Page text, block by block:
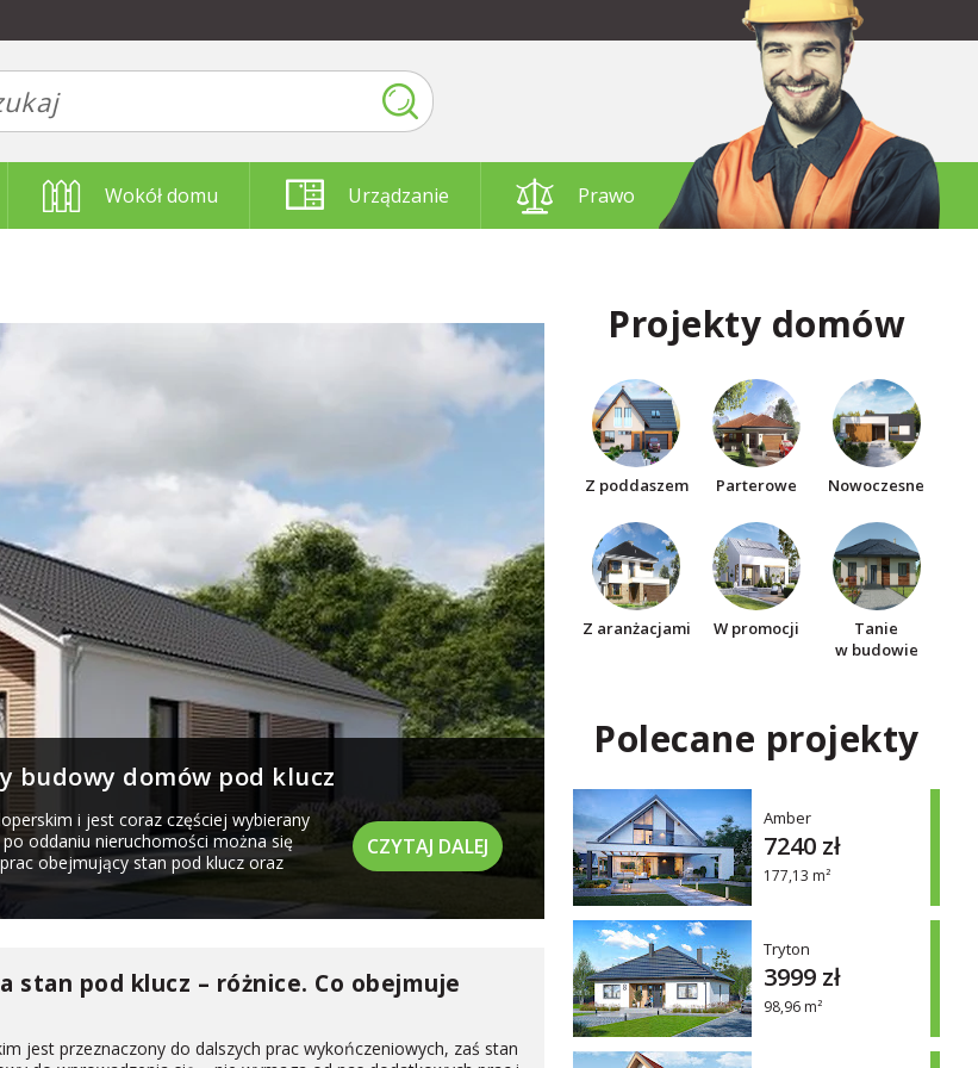
Wokół domu Urządzanie Prawo
budowy domów pod klucz
i jest coraz częściej wybierany
oddaniu nieruchomości można się
obejmujący stan pod klucz oraz
CZYTAJ DALEJ
stan pod klucz – różnice. Co obejmuje
jest przeznaczony do dalszych prac wykończeniowych, zaś stan
Projekty domów
Z poddaszem Parterowe Nowoczesne
Z aranżacjami W promocji
Tanie
w budowie
Polecane projekty
Amber
177,13 m²
7240 zł
Tryton
98,96 m²
3999 zł